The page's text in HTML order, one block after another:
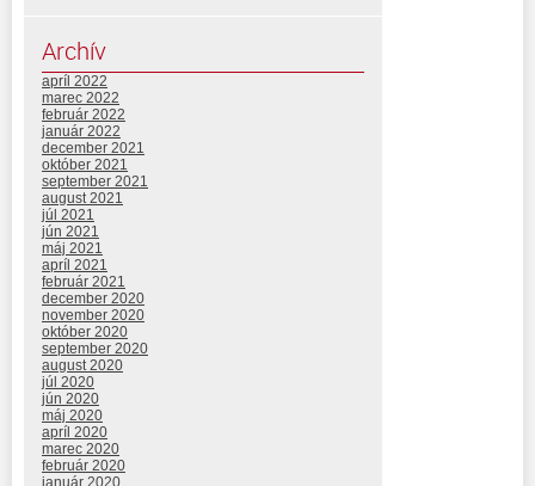
Archív
apríl 2022
marec 2022
február 2022
január 2022
december 2021
október 2021
september 2021
august 2021
júl 2021
jún 2021
máj 2021
apríl 2021
február 2021
december 2020
november 2020
október 2020
september 2020
august 2020
júl 2020
jún 2020
máj 2020
apríl 2020
marec 2020
február 2020